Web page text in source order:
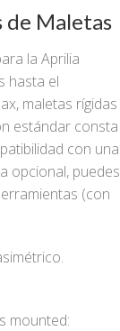
de Maletas
la Aprilia
hasta el
maletas rígidas
estándar consta
con una
opcional, puedes
(con
mounted: